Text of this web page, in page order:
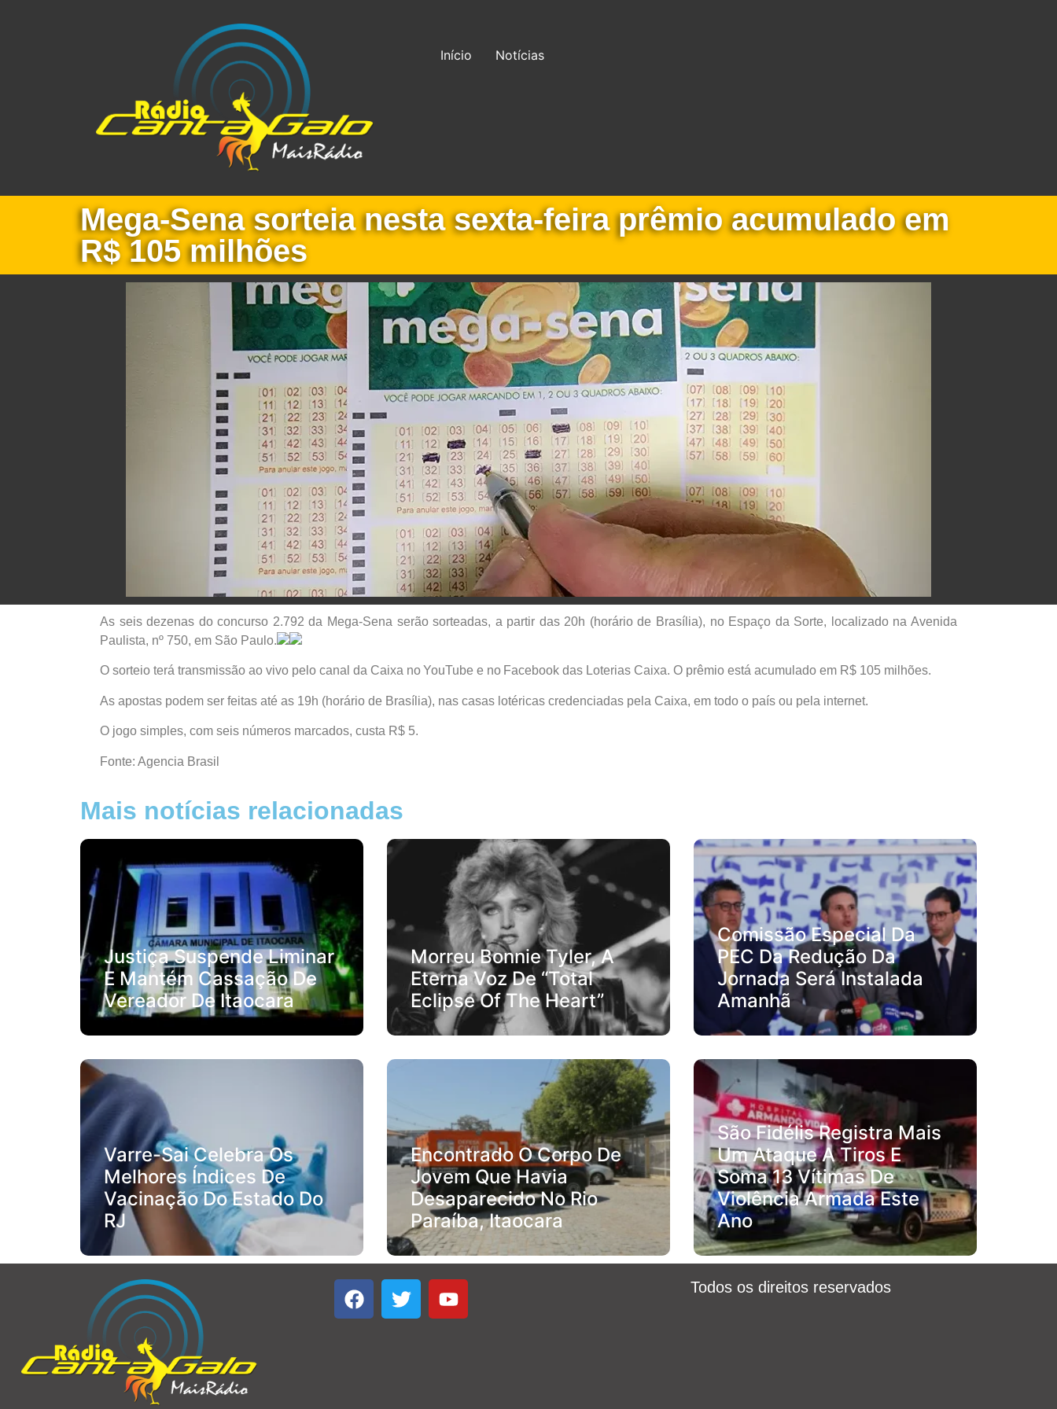
Início Notícias
Mega-Sena sorteia nesta sexta-feira prêmio acumulado em
R$ 105 milhões
As seis dezenas do concurso 2.792 da Mega-Sena serão sorteadas, a partir das 20h (horário de Brasília), no Espaço da Sorte, localizado na Avenida
Paulista, nº 750, em São Paulo.
O sorteio terá transmissão ao vivo pelo canal da Caixa no YouTube e no Facebook das Loterias Caixa. O prêmio está acumulado em R$ 105 milhões.
As apostas podem ser feitas até as 19h (horário de Brasília), nas casas lotéricas credenciadas pela Caixa, em todo o país ou pela internet.
O jogo simples, com seis números marcados, custa R$ 5.
Fonte: Agencia Brasil
Mais notícias relacionadas
Justiça Suspende Liminar
E Mantém Cassação De
Vereador De Itaocara
Morreu Bonnie Tyler, A
Eterna Voz De “Total
Eclipse Of The Heart”
Comissão Especial Da
PEC Da Redução Da
Jornada Será Instalada
Amanhã
Varre-Sai Celebra Os
Melhores Índices De
Vacinação Do Estado Do
RJ
Encontrado O Corpo De
Jovem Que Havia
Desaparecido No Rio
Paraíba, Itaocara
São Fidélis Registra Mais
Um Ataque A Tiros E
Soma 13 Vítimas De
Violência Armada Este
Ano
Todos os direitos reservados